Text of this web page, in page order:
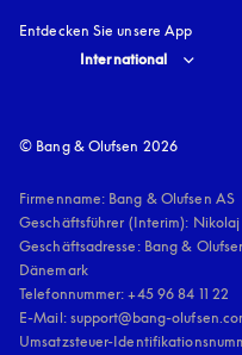
Entdecken Sie unsere App
Select country and
International
© Bang & Olufsen 2026
Firmenname: Bang & Olufsen AS
Geschäftsführer (Interim):
Geschäftsadresse: Bang &
Dänemark
Telefonnummer: +45 96 84 11 22
E-Mail: support@bang-
Umsatzsteuer-